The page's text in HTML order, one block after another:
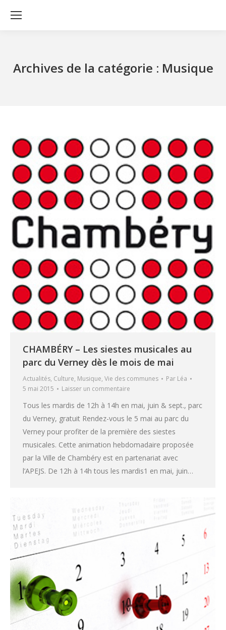
Archives de la catégorie : Musique
CHAMBÉRY – Les siestes musicales au
parc du Verney dès le mois de mai
Actualités, Culture, Musique, Vie des communes Par Léa
5 mai 2015
Laisser un commentaire
Tous les mardis de 12h à 14h en mai, juin & sept., parc
du Verney, gratuit Rendez-vous le 5 mai au parc du
Verney pour profiter de la première des siestes
musicales. Cette animation hebdomadaire proposée
par la Ville de Chambéry est en partenariat avec
l’APEJS. De 12h à 14h tous les mardis1 en mai, juin…